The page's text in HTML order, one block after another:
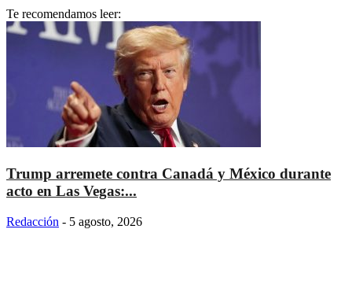
Te recomendamos leer:
Trump arremete contra Canadá y México durante
acto en Las Vegas:...
Redacción - 5 agosto, 2026